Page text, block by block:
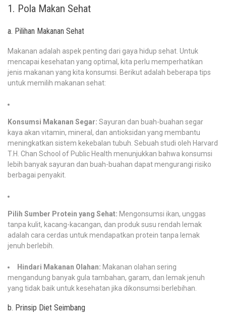
1. Pola Makan Sehat
a. Pilihan Makanan Sehat
Makanan adalah aspek penting dari gaya hidup sehat. Untuk
mencapai kesehatan yang optimal, kita perlu memperhatikan
jenis makanan yang kita konsumsi. Berikut adalah beberapa tips
untuk memilih makanan sehat:
Konsumsi Makanan Segar: Sayuran dan buah-buahan segar
kaya akan vitamin, mineral, dan antioksidan yang membantu
meningkatkan sistem kekebalan tubuh. Sebuah studi oleh Harvard
T.H. Chan School of Public Health menunjukkan bahwa konsumsi
lebih banyak sayuran dan buah-buahan dapat mengurangi risiko
berbagai penyakit.
Pilih Sumber Protein yang Sehat: Mengonsumsi ikan, unggas
tanpa kulit, kacang-kacangan, dan produk susu rendah lemak
adalah cara cerdas untuk mendapatkan protein tanpa lemak
jenuh berlebih.
Hindari Makanan Olahan: Makanan olahan sering
mengandung banyak gula tambahan, garam, dan lemak jenuh
yang tidak baik untuk kesehatan jika dikonsumsi berlebihan.
b. Prinsip Diet Seimbang